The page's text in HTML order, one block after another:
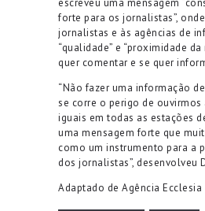
forte para os jornalistas”,
jornalistas e às agências de
“qualidade” e “proximidade
quer comentar e se quer
“Não fazer uma informação
se corre o perigo de ouvirmos
iguais em todas as estações
uma mensagem forte que
como um instrumento para a
dos jornalistas”, desenvolveu
Adaptado de Agência Ecclesia